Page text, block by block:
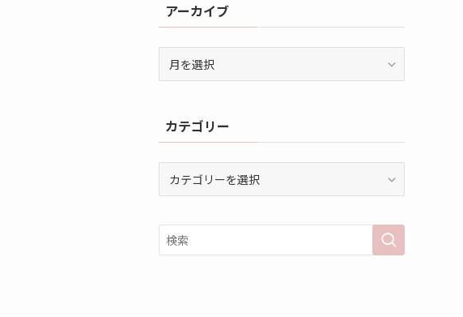
アーカイブ
ブカテゴリー
リ
ー